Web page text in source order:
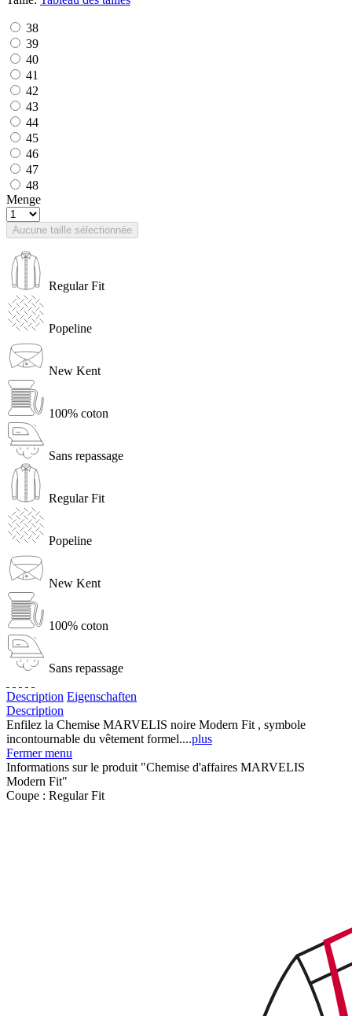
38
39
40
41
42
43
44
45
46
47
48
Menge
Aucune taille sélectionnée
Regular Fit
Popeline
New Kent
100% coton
Sans repassage
Regular Fit
Popeline
New Kent
100% coton
Sans repassage
Description Eigenschaften
Description
Enfilez la Chemise MARVELIS noire Modern Fit , symbole
incontournable du vêtement formel....plus
Fermer menu
Informations sur le produit "Chemise d'affaires MARVELIS
Modern Fit"
Coupe : Regular Fit